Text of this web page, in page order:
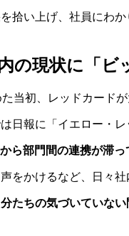
拾い上げ、社員にわ
の現状に「ビ
当初、レッドカード
日報に「イエロー・
ら部門間の連携が滞
をかけるなど、日々
たちの気づいていな